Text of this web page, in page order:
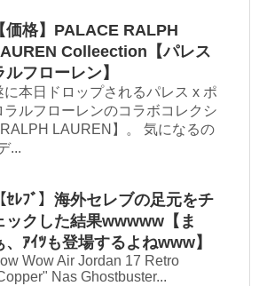
【価格】PALACE RALPH
Colleection【パレス
ルフローレン】
に本日ドロップされるパレス x ポ
ラルフローレンのコラボコレクシ
LAUREN】。 気になるの
...
【ｾﾚﾌﾞ】海外セレブの足元をチ
ックした結果wwwww【ま
、ｱｲﾂも登場するよねwww】
Wow Air Jordan 17 Retro
Nas Ghostbuster...